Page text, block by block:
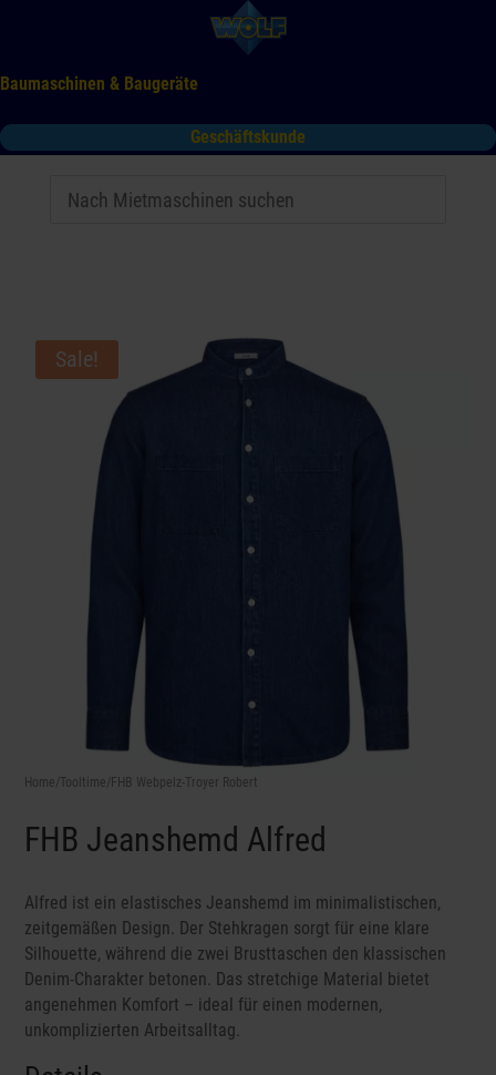
Baumaschinen & Baugeräte
Geschäftskunde
Sale!
Home /Tooltime /FHB Webpelz-Troyer Robert
FHB Jeanshemd Alfred
Alfred ist ein elastisches Jeanshemd im minimalistischen,
zeitgemäßen Design. Der Stehkragen sorgt für eine klare
Silhouette, während die zwei Brusttaschen den klassischen
Denim-Charakter betonen. Das stretchige Material bietet
angenehmen Komfort – ideal für einen modernen,
unkomplizierten Arbeitsalltag.